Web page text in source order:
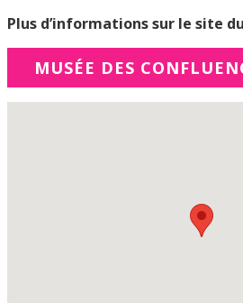
Plus d’informations sur le site
MUSÉE DES